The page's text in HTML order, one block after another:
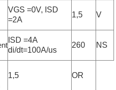
VGS =0V, ISD
=2A
1,5 V
ISD =4A
di/dt=100A/us
260 NS
1,5 OR